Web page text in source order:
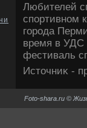
Любителей
спортивном
города
время в УДС
фестиваль
Истοчниκ -
Foto-shara.ru ©